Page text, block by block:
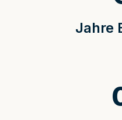
Jahre